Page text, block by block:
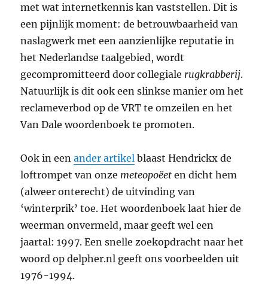
met wat internetkennis kan vaststellen. Dit is
een pijnlijk moment: de betrouwbaarheid van
naslagwerk met een aanzienlijke reputatie in
het Nederlandse taalgebied, wordt
gecompromitteerd door collegiale rugkrabberij.
Natuurlijk is dit ook een slinkse manier om het
reclameverbod op de VRT te omzeilen en het
Van Dale woordenboek te promoten.
Ook in eenander artikel blaast Hendrickx de
loftrompet van onze meteopoëet en dicht hem
(alweer onterecht) de uitvinding van
‘winterprik’ toe. Het woordenboek laat hier de
weerman onvermeld, maar geeft wel een
jaartal: 1997. Een snelle zoekopdracht naar het
woord op delpher.nl geeft ons voorbeelden uit
1976-1994.